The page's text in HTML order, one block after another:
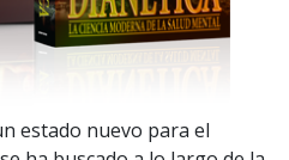
estado nuevo para el